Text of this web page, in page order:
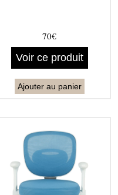
70€
Voir ce produit
Ajouter au panier